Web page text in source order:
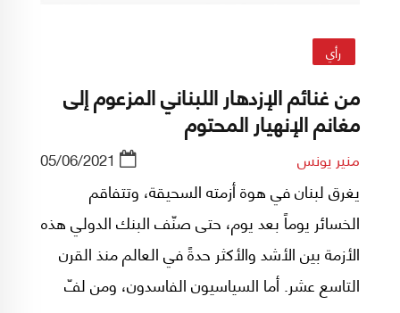
رأي
من غنائم الإزدهار اللبناني المزعوم إلى
مغانم الإنهيار المحتوم
منير يونس 05/06/2021
يغرق لبنان في هوة أزمته السحيقة، وتتفاقم
الخسائر يوماً بعد يوم، حتى صنّف البنك الدولي هذه
الأزمة بين الأشد والأكثر حدةً في العالم منذ القرن
التاسع عشر. أما السياسيون الفاسدون، ومن لفّ